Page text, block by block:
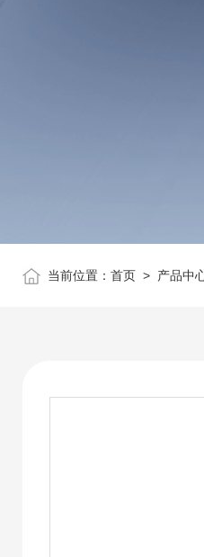
当前位置： 首页 > 产品中